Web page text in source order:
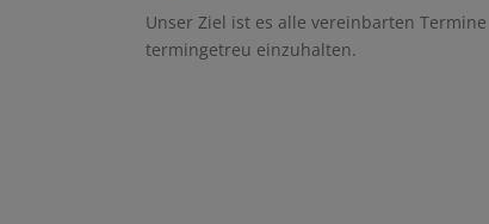
Unser Ziel ist es alle vereinbarten Termine
termingetreu einzuhalten.